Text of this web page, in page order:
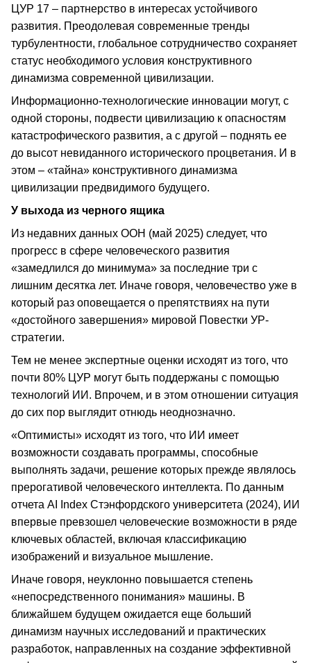
ЦУР 17 – партнерство в интересах устойчивого
развития. Преодолевая современные тренды
турбулентности, глобальное сотрудничество сохраняет
статус необходимого условия конструктивного
динамизма современной цивилизации.
Информационно-технологические инновации могут, с
одной стороны, подвести цивилизацию к опасностям
катастрофического развития, а с другой – поднять ее
до высот невиданного исторического процветания. И в
этом – «тайна» конструктивного динамизма
цивилизации предвидимого будущего.
У выхода из черного ящика
Из недавних данных ООН (май 2025) следует, что
прогресс в сфере человеческого развития
«замедлился до минимума» за последние три с
лишним десятка лет. Иначе говоря, человечество уже в
который раз оповещается о препятствиях на пути
«достойного завершения» мировой Повестки УР-
стратегии.
Тем не менее экспертные оценки исходят из того, что
почти 80% ЦУР могут быть поддержаны с помощью
технологий ИИ. Впрочем, и в этом отношении ситуация
до сих пор выглядит отнюдь неоднозначно.
«Оптимисты» исходят из того, что ИИ имеет
возможности создавать программы, способные
выполнять задачи, решение которых прежде являлось
прерогативой человеческого интеллекта. По данным
отчета AI Index Стэнфордского университета (2024), ИИ
впервые превзошел человеческие возможности в ряде
ключевых областей, включая классификацию
изображений и визуальное мышление.
Иначе говоря, неуклонно повышается степень
«непосредственного понимания» машины. В
ближайшем будущем ожидается еще больший
динамизм научных исследований и практических
разработок, направленных на создание эффективной